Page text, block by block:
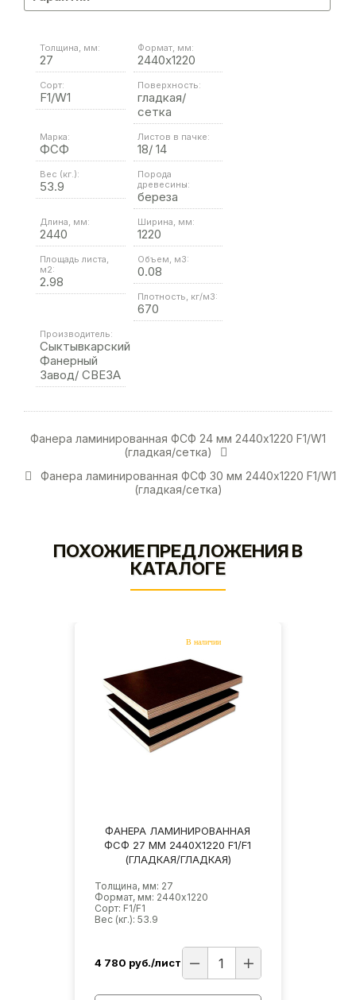
Толщина, мм:
27
Формат, мм:
2440х1220
Сорт:
F1/W1
Поверхность:
гладкая/
сетка
Марка:
ФСФ
Листов в пачке:
18/ 14
Вес (кг.):
53.9
Порода
древесины:
береза
Длина, мм:
2440
Ширина, мм:
1220
Площадь листа,
м2:
2.98
Объем, м3:
0.08
Плотность, кг/м3:
670
Производитель:
Сыктывкарский
Фанерный
Завод/ СВЕЗА
Фанера ламинированная ФСФ 24 мм 2440х1220 F1/W1
(гладкая/сетка)
Фанера ламинированная ФСФ 30 мм 2440х1220 F1/W1
(гладкая/сетка)
ПОХОЖИЕ ПРЕДЛОЖЕНИЯ В
КАТАЛОГЕ
ФАНЕРА ЛАМИНИРОВАННАЯ
ФСФ 27 ММ 2440Х1220 F1/F1
(ГЛАДКАЯ/ГЛАДКАЯ)
Толщина, мм: 27
Формат, мм: 2440х1220
Сорт: F1/F1
Вес (кг.): 53.9
4 780 руб./лист